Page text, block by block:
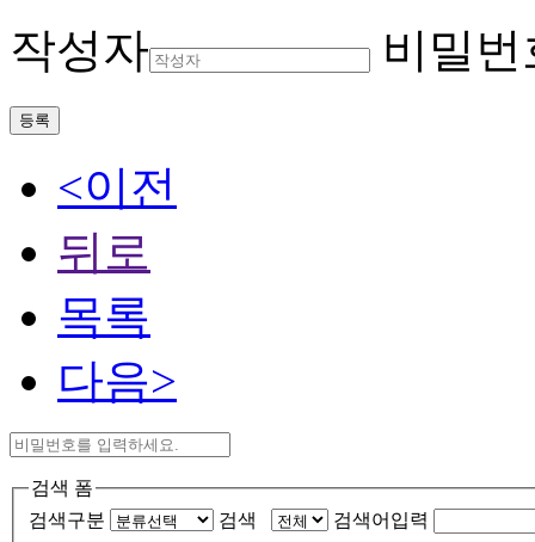
작성자
비밀번
등록
<이전
뒤로
목록
다음>
검색 폼
검색구분
검색 검색어입력